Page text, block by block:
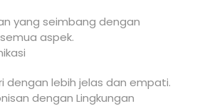
yang seimbang dengan
aspek.
dengan lebih jelas dan empati.
dengan Lingkungan